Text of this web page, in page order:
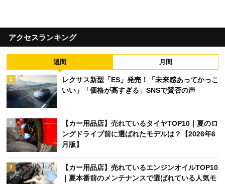
アクセスランキング
週間 月間
1
レクサス新型「ES」発売！「未来感あってかっこ
いい」「価格が高すぎる」SNSで賛否の声
2
【カー用品店】売れているタイヤTOP10｜夏のロ
ングドライブ前に選ばれたモデルは？【2026年6
月版】
3
【カー用品店】売れているエンジンオイルTOP10
｜夏本番前のメンテナンスで選ばれている人気モ